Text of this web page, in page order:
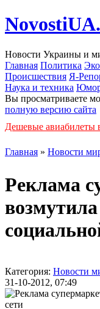
Новости Украины и
Главная Политика
Происшествия Я-
Наука и техника
Вы просматриваете
полную версию сайта
Дешевые авиабилеты
Главная » Новости
Реклама
Категория: Новости
31-10-2012, 07:49